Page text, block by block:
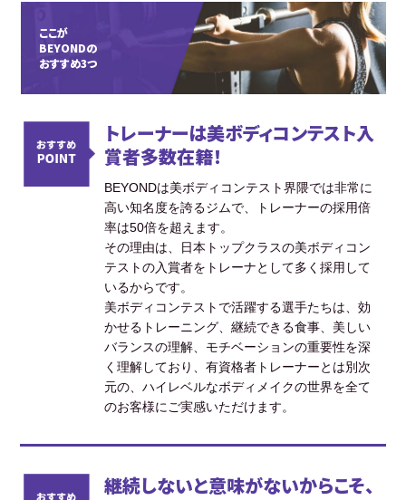
ここが
BEYONDの
おすすめ3つ
トレーナーは美ボディコンテスト入
賞者多数在籍！
BEYONDは美ボディコンテスト界隈では非常に
高い知名度を誇るジムで、トレーナーの採用倍
率は50倍を超えます。
その理由は、日本トップクラスの美ボディコン
テストの入賞者をトレーナとして多く採用して
いるからです。
美ボディコンテストで活躍する選手たちは、効
かせるトレーニング、継続できる食事、美しい
バランスの理解、モチベーションの重要性を深
く理解しており、有資格者トレーナーとは別次
元の、ハイレベルなボディメイクの世界を全て
のお客様にご実感いただけます。
継続しないと意味がないからこそ、